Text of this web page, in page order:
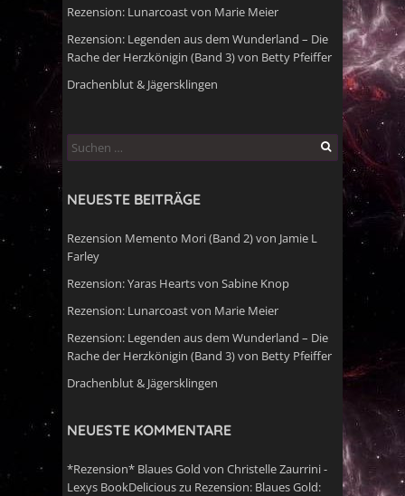
Rezension: Lunarcoast von Marie Meier
Rezension: Legenden aus dem Wunderland – Die
Rache der Herzkönigin (Band 3) von Betty Pfeiffer
Drachenblut & Jägersklingen
Suchen
nach:
NEUESTE BEITRÄGE
Rezension Memento Mori (Band 2) von Jamie L
Farley
Rezension: Yaras Hearts von Sabine Knop
Rezension: Lunarcoast von Marie Meier
Rezension: Legenden aus dem Wunderland – Die
Rache der Herzkönigin (Band 3) von Betty Pfeiffer
Drachenblut & Jägersklingen
NEUESTE KOMMENTARE
*Rezension* Blaues Gold von Christelle Zaurrini -
Lexys BookDeliciouszu Rezension: Blaues Gold: